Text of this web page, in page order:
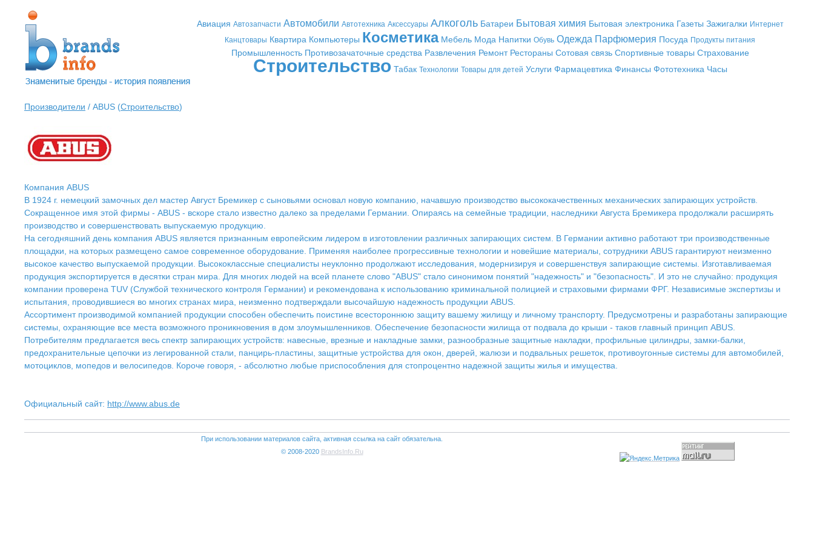
Авиация Автозапчасти Автомобили Автотехника Аксессуары Алкоголь Батареи Бытовая химия Бытовая электроника Газеты Зажигалки Интернет
Канцтовары Квартира Компьютеры Косметика Мебель Мода Напитки Обувь Одежда Парфюмерия Посуда Продукты питания
Промышленность Противозачаточные средства Развлечения Ремонт Рестораны Сотовая связь Спортивные товары Страхование
Строительство Табак Технологии Товары для детей Услуги Фармацевтика Финансы Фототехника Часы
Производители / ABUS (Строительство)
Компания ABUS
В 1924 г. немецкий замочных дел мастер Август Бремикер с сыновьями основал новую компанию, начавшую производство высококачественных механических запирающих устройств.
Сокращенное имя этой фирмы - ABUS - вскоре стало известно далеко за пределами Германии. Опираясь на семейные традиции, наследники Августа Бремикера продолжали расширять
производство и совершенствовать выпускаемую продукцию.
На сегодняшний день компания ABUS является признанным европейским лидером в изготовлении различных запирающих систем. В Германии активно работают три производственные
площадки, на которых размещено самое современное оборудование. Применяя наиболее прогрессивные технологии и новейшие материалы, сотрудники ABUS гарантируют неизменно
высокое качество выпускаемой продукции. Высококлассные специалисты неуклонно продолжают исследования, модернизируя и совершенствуя запирающие системы. Изготавливаемая
продукция экспортируется в десятки стран мира. Для многих людей на всей планете слово "ABUS" стало синонимом понятий "надежность" и "безопасность". И это не случайно: продукция
компании проверена TUV (Службой технического контроля Германии) и рекомендована к использованию криминальной полицией и страховыми фирмами ФРГ. Независимые экспертизы и
испытания, проводившиеся во многих странах мира, неизменно подтверждали высочайшую надежность продукции ABUS.
Ассортимент производимой компанией продукции способен обеспечить поистине всестороннюю защиту вашему жилищу и личному транспорту. Предусмотрены и разработаны запирающие
системы, охраняющие все места возможного проникновения в дом злоумышленников. Обеспечение безопасности жилища от подвала до крыши - таков главный принцип ABUS.
Потребителям предлагается весь спектр запирающих устройств: навесные, врезные и накладные замки, разнообразные защитные накладки, профильные цилиндры, замки-балки,
предохранительные цепочки из легированной стали, панцирь-пластины, защитные устройства для окон, дверей, жалюзи и подвальных решеток, противоугонные системы для автомобилей,
мотоциклов, мопедов и велосипедов. Короче говоря, - абсолютно любые приспособления для стопроцентно надежной защиты жилья и имущества.
Официальный сайт: http://www.abus.de
При использовании материалов сайта, активная ссылка на сайт обязательна.
© 2008-2020 BrandsInfo.Ru